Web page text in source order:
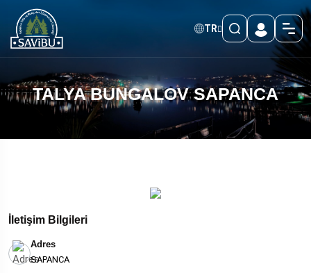
TR
TALYA BUNGALOV SAPANCA
İletişim Bilgileri
Adres
SAPANCA